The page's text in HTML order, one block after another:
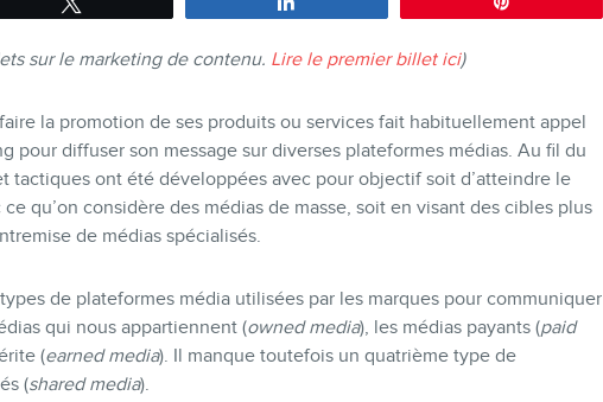
CONTACT
MEMBRES
sur le marketing de contenu. Lire le premier billet ici)
la promotion de ses produits ou services fait habituellement appel
pour diffuser son message sur diverses plateformes médias. Au fil du
tactiques ont été développées avec pour objectif soit d’atteindre le
qu’on considère des médias de masse, soit en visant des cibles plus
de médias spécialisés.
de plateformes média utilisées par les marques pour communiquer
qui nous appartiennent (owned media), les médias payants (paid
(earned media). Il manque toutefois un quatrième type de
(shared media).